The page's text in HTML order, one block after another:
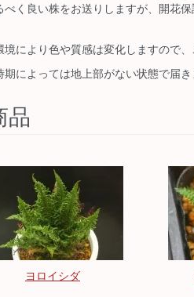
く良い株をお送りしますが、開花
により色や質感は変化しますので、
によっては地上部がない状態で届き
品
ヨロイシダ